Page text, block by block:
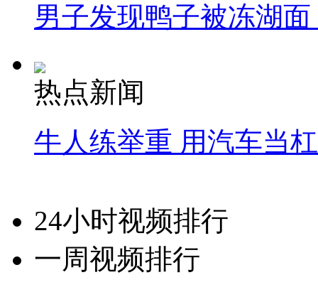
男子发现鸭子被冻湖
热点新闻
牛人练举重 用汽车当
24小时视频排行
一周视频排行